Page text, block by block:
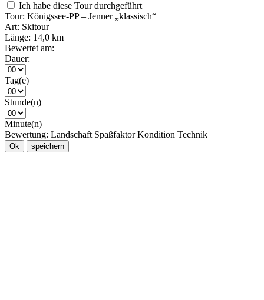
Ich habe diese Tour durchgeführt
Tour: Königssee-PP – Jenner „klassisch“
Art: Skitour
Länge: 14,0 km
Bewertet am:
Dauer:
Tag(e)
Stunde(n)
Minute(n)
Bewertung: Landschaft Spaßfaktor Kondition Technik
Ok speichern